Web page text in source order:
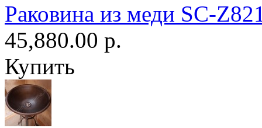
Раковина из меди SC-
45,880.00 р.
Купить